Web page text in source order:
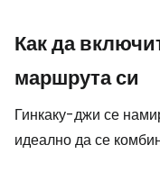
Как да
маршрута си
Гинкаку-джи се
идеално да се